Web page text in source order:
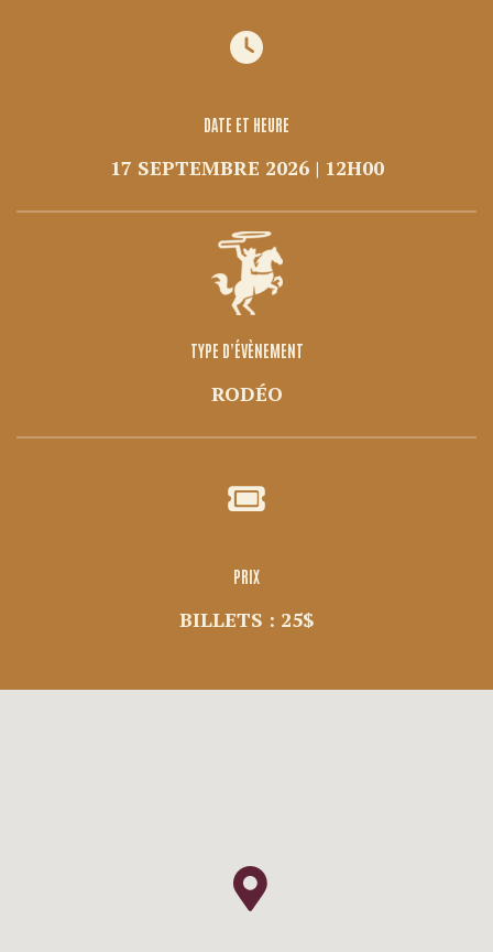
DATE ET HEURE
17 SEPTEMBRE 2026 | 12H00
TYPE D’ÉVÈNEMENT
RODÉO
PRIX
BILLETS : 25$